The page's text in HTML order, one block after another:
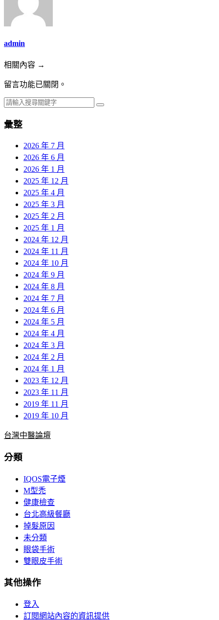
admin
相關內容 →
留言功能已關閉。
彙整
2026 年 7 月
2026 年 6 月
2026 年 1 月
2025 年 12 月
2025 年 4 月
2025 年 3 月
2025 年 2 月
2025 年 1 月
2024 年 12 月
2024 年 11 月
2024 年 10 月
2024 年 9 月
2024 年 8 月
2024 年 7 月
2024 年 6 月
2024 年 5 月
2024 年 4 月
2024 年 3 月
2024 年 2 月
2024 年 1 月
2023 年 12 月
2023 年 11 月
2019 年 11 月
2019 年 10 月
台灣中醫論壇
分類
IQOS電子煙
M型禿
健康檢查
台北高級餐廳
掉髮原因
未分類
眼袋手術
雙眼皮手術
其他操作
登入
訂閱網站內容的資訊提供